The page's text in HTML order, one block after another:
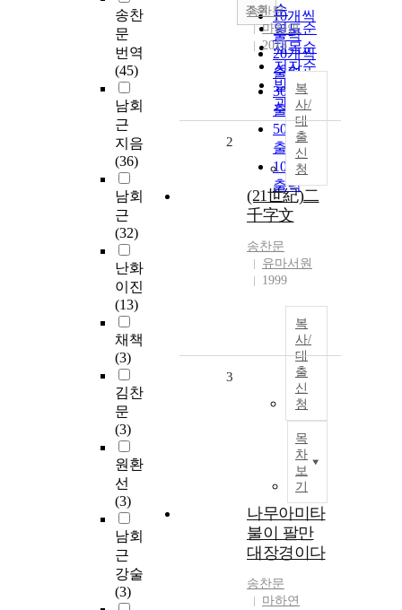
송찬
문
번역
(45)
남회
근
지음
(36)
남회
근
(32)
난화
이진
(13)
채책
(3)
김찬
문
(3)
원환
선
(3)
남회
근
강술
(3)
순
연도순
제목순
저자순
발행기
관순
10개씩
출력
20개씩
출력
30개씩
출력
50개씩
출력
100개씩
출력
조회
송찬문
마하연
2013
복
사/
대
출
신
청
2
(21世紀)二
千字文
송찬문
유마서원
1999
복
사/
대
출
신
청
목
차
보
기
3
나무아미타
불이 팔만
대장경이다
송찬문
마하연